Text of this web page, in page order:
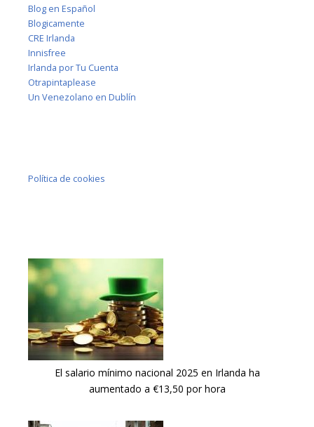
Blog en Español
Blogicamente
CRE Irlanda
Innisfree
Irlanda por Tu Cuenta
Otrapintaplease
Un Venezolano en Dublín
Política de cookies
El salario mínimo nacional 2025 en Irlanda ha
aumentado a €13,50 por hora